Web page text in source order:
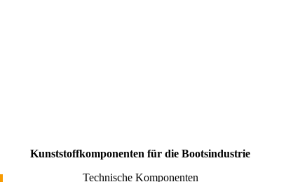
Kunststoffkomponenten für die Bootsindustrie
Technische Komponenten